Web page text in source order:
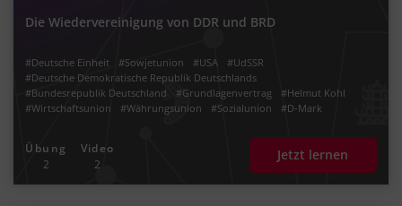
Die Wiedervereinigung von DDR und BRD
#Deutsche Einheit #Sowjetunion #USA
#UdSSR
#Deutsche Demokratische Republik Deutschlands
#Bundesrepublik Deutschland
#Grundlagenvertrag
#Helmut Kohl
#Wirtschaftsunion
#Währungsunion #Sozialunion
#D-Mark
#Warschauer Pakt
#2 + 4 Gespräche
#zwanzigste
#zwei
#vier
#Mauerfall
#Egon Krenz
#Reisefreiheit #friedliche Revolution #Plus
#1991
Übung
2
Video
2
Jetzt lernen